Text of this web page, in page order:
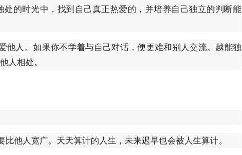
的时光中，找到自己真正热爱的，并培养自己独立的判断能
人。如果你不学着与自己对话，便更难和别人交流。越能独
人相处。
他人宽广。天天算计的人生，未来迟早也会被人生算计。